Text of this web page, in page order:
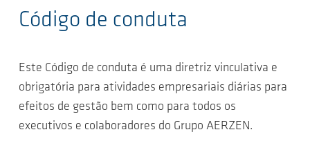
Código de conduta
Este Código de conduta é uma diretriz vinculativa e
obrigatória para atividades empresariais diárias para
efeitos de gestão bem como para todos os
executivos e colaboradores do Grupo AERZEN.